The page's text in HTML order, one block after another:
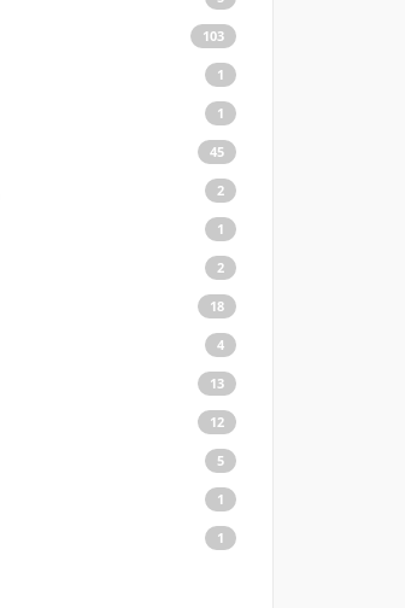
103
1
1
45
2
1
2
18
4
13
12
5
1
1